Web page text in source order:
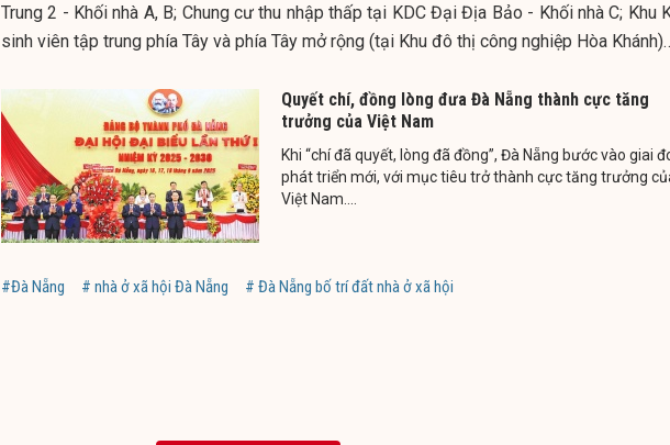
Trung 2 - Khối nhà A, B; Chung cư thu nhập thấp tại KDC Đại Địa Bảo - Khối nhà C; Khu
sinh viên tập trung phía Tây và phía Tây mở rộng (tại Khu đô thị công nghiệp Hòa
Quyết chí, đồng lòng đưa Đà Nẵng thành cực tăng
trưởng của Việt Nam
Khi “chí đã quyết, lòng đã đồng”, Đà Nẵng bước vào giai
phát triển mới, với mục tiêu trở thành cực tăng trưởng
Việt Nam....
#Đà Nẵng # nhà ở xã hội Đà Nẵng # Đà Nẵng bố trí đất nhà ở xã hội